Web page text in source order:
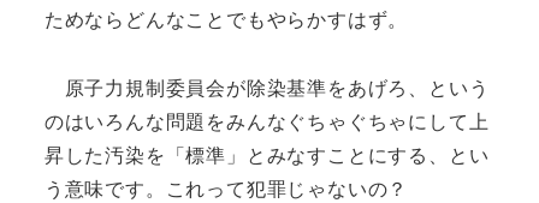
ためならどんなことでもやらかすはず。
原子力規制委員会が除染基準をあげろ、という
のはいろんな問題をみんなぐちゃぐちゃにして上
昇した汚染を「標準」とみなすことにする、とい
う意味です。これって犯罪じゃないの？